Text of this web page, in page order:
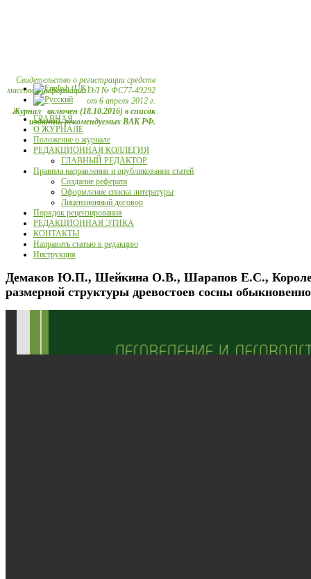
Свидетельство о регистрации средств
массовой информации ЭЛ № ФС77-49292
от 6 апреля 2012 г.
Журнал включен (18.10.2016) в список
изданий, рекомендуемых ВАК РФ.
ГЛАВНАЯ
О ЖУРНАЛЕ
Положение о журнале
РЕДАКЦИОННАЯ КОЛЛЕГИЯ
ГЛАВНЫЙ РЕДАКТОР
Правила направления и опубликования статей
Создание реферата
Оформление списка литературы
Лицензионный договор
Порядок рецензирования
РЕДАКЦИОННАЯ ЭТИКА
КОНТАКТЫ
Направить статью в редакцию
Инструкция
Демаков Ю.П., Шейкина О.В., Шарапов Е.С., Королев
размерной структуры древостоев сосны